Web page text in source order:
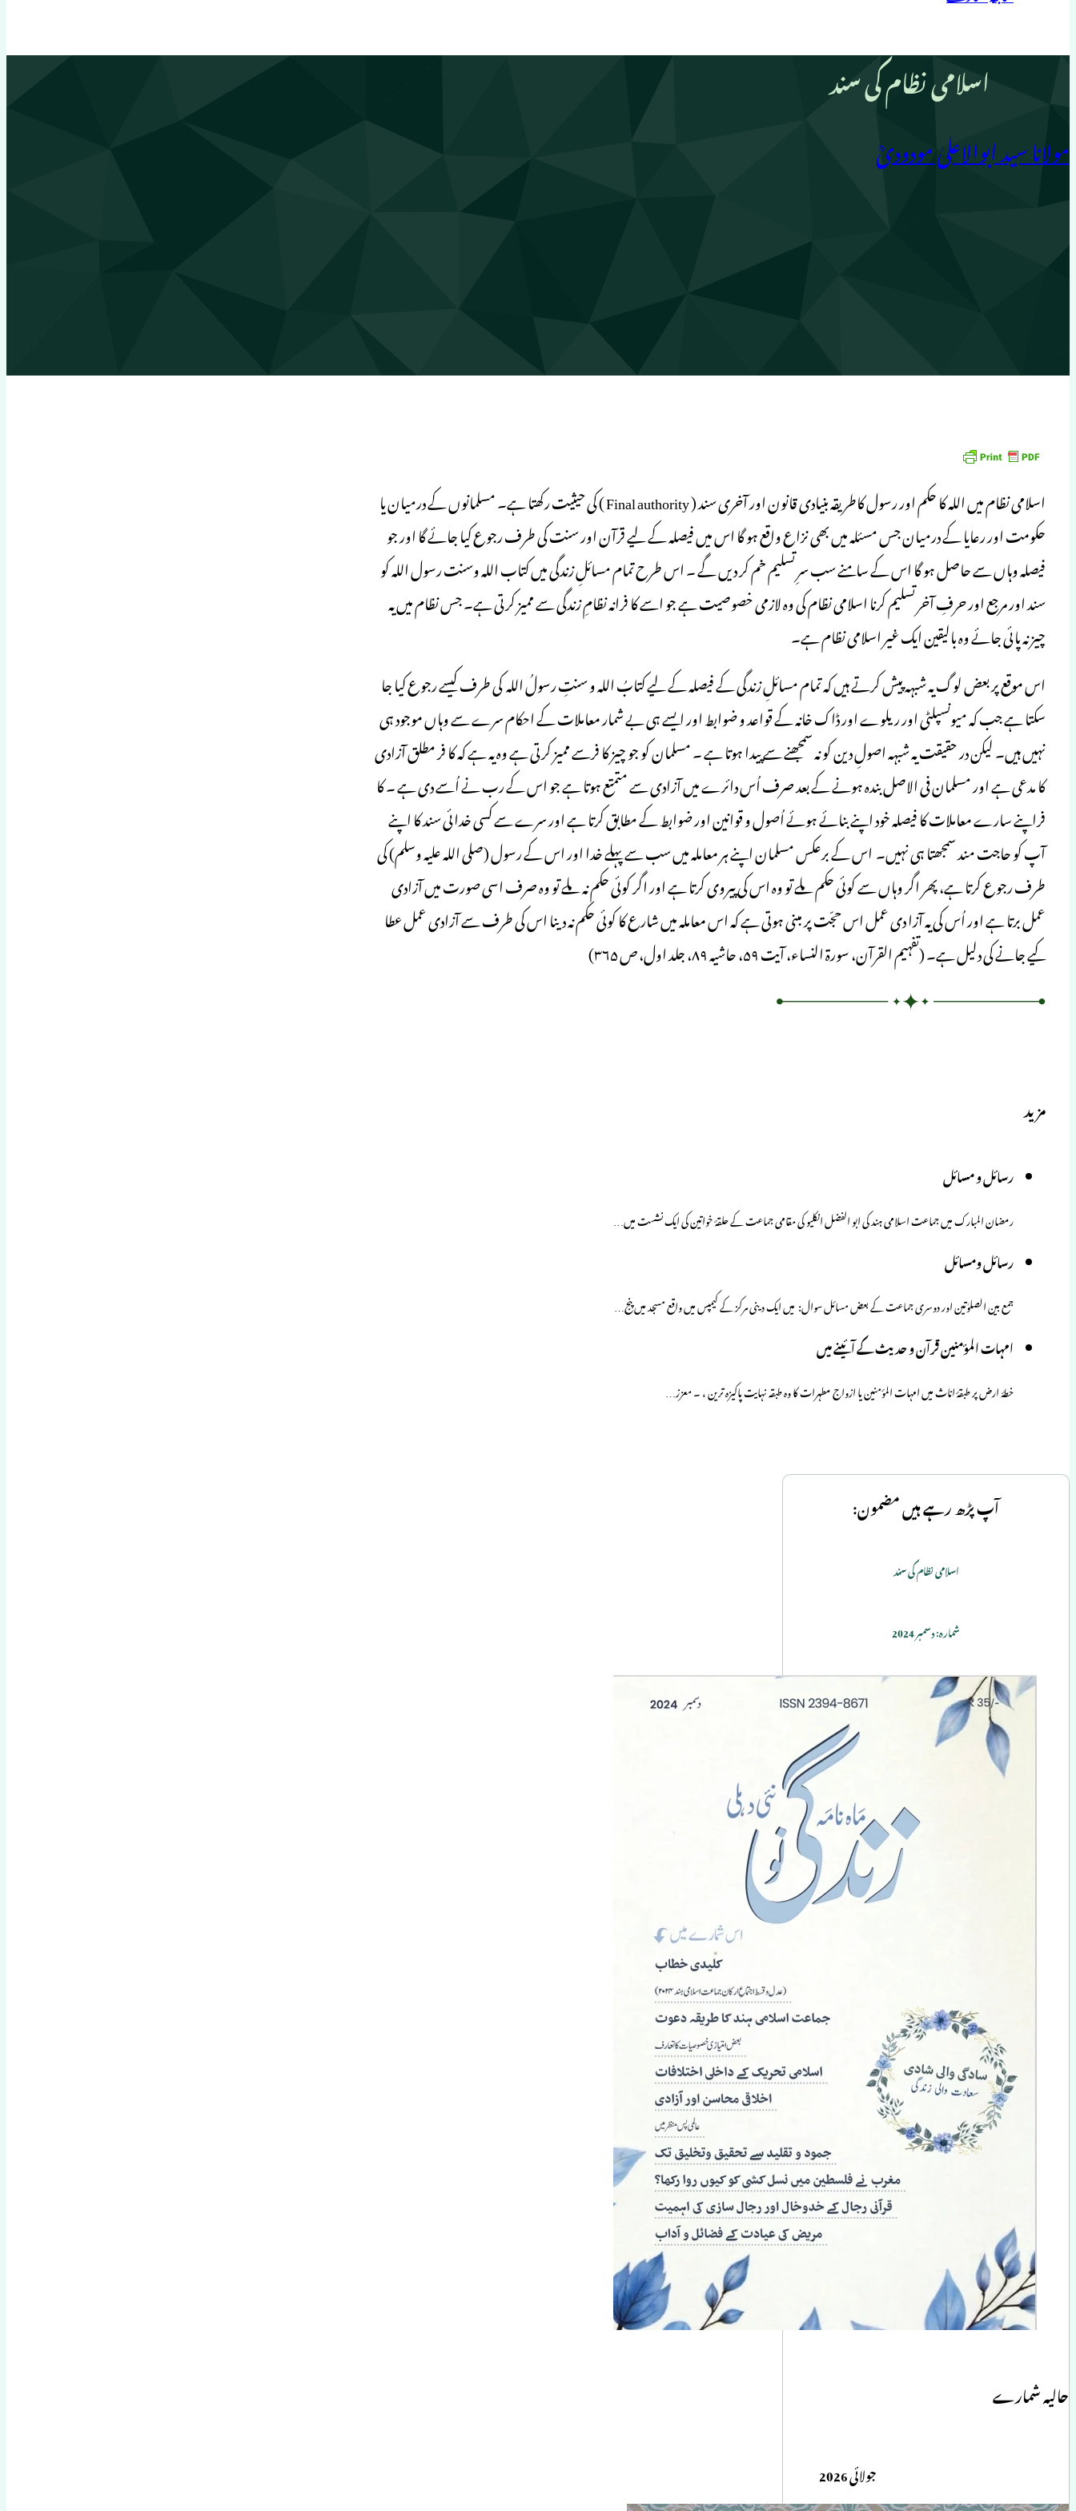
اسلامی نظام کی سند
مولانا سید ابوالاعلیٰ مودودیؒ
اسلامی نظام میں اللہ کا حکم اور رسول کاطریقہ بنیادی قانون اور آخری سند ( Final authority ) کی حیثیت رکھتا ہے۔ مسلمانوں کے درمیان یا
حکومت اور رعایا کے درمیان جس مسئلہ میں بھی نزاع واقع ہو گا اس میں فیصلہ کے لیے قرآن اور سنت کی طرف رجوع کیا جائے گا اور جو
فیصلہ وہاں سے حاصل ہو گا اس کے سامنے سب سرِ تسلیم خم کر دیں گے ۔ اس طرح تمام مسائلِ زندگی میں کتاب اللہ وسنت رسول اللہ کو
سند اور مرجع اور حرفِ آخر تسلیم کرنا اسلامی نظام کی وہ لازمی خصوصیت ہے جو اسے کا فرانہ نظامِ زندگی سے ممیز کرتی ہے۔ جس نظام میں یہ
چیز نہ پائی جائے وہ بالیقین ایک غیر اسلامی نظام ہے۔
اس موقع پر بعض لوگ یہ شبہہ پیش کرتے ہیں کہ تمام مسائلِ زندگی کے فیصلہ کے لیے کتابُ اللہ و سنتِ رسولُ اللہ کی طرف کیسے رجوع کیا جا
سکتا ہے جب کہ میونسپلٹی اور ریلوے اور ڈاک خانہ کے قواعد و ضوابط اور ایسے ہی بے شمار معاملات کے احکام سرے سے وہاں موجود ہی
نہیں ہیں۔ لیکن در حقیقت یہ شبہہ اصولِ دین کو نہ سمجھنے سے پیدا ہوتا ہے ۔ مسلمان کو جو چیز کا فرسے ممیز کرتی ہے وہ یہ ہے کہ کا فر مطلق آزادی
کا مدعی ہے اور مسلمان فی الاصل بندہ ہونے کے بعد صرف اُس دائرے میں آزادی سے متمتع ہوتا ہے جو اس کے رب نے اُسے دی ہے ۔ کا
فراپنے سارے معاملات کا فیصلہ خود اپنے بنائے ہوئے اُصول و قوانین اور ضوابط کے مطابق کرتا ہے اور سرے سے کسی خدائی سند کا اپنے
آپ کو حاجت مند سمجھتا ہی نہیں۔ اس کے برعکس مسلمان اپنے ہر معاملہ میں سب سے پہلے خدا اور اس کے رسول (صلی اللہ علیہ وسلم) کی
طرف رجوع کرتا ہے، پھر اگر وہاں سے کوئی حکم ملے تو وہ اس کی پیروی کرتا ہے اور اگر کوئی حکم نہ ملے تو وہ صرف اسی صورت میں آزادی
عمل برتا ہے اور اُس کی یہ آزا دی عمل اس حجّت پر مبنی ہوتی ہے کہ اس معاملہ میں شارع کا کوئی حکم نہ دینا اس کی طرف سے آزادی عمل عطا
کیے جانے کی دلیل ہے۔ (تفہیم القرآن، سورة النساء، آیت ۵۹، حاشیہ ۸۹، جلد اول، ص ۳۶۵)
مزید
رسائل و مسائل
رمضان المبارک میں جماعت اسلامی ہند کی ابو الفضل انکلیو کی مقامی جماعت کے حلقۂ خواتین کی ایک نشست میں…
رسائل ومسائل
جمع بین الصلوٰتین اور دوسری جماعت کے بعض مسائل سوال: میں ایک دینی مرکز کے کیمپس میں واقع مسجد میں پنج…
امہات المؤمنین قرآن و حدیث کے آئینے میں
خطۂ ارض پر طبقۂ اناث میں امہات المؤمنین یا ازواج مطہرات کا وہ طبقہ نہایت پاکیزہ ترین ، ۔ معزز…
آپ پڑھ رہے ہیں مضمون:
اسلامی نظام کی سند
شمارہ: دسمبر 2024
حالیہ شمارے
جولائی 2026